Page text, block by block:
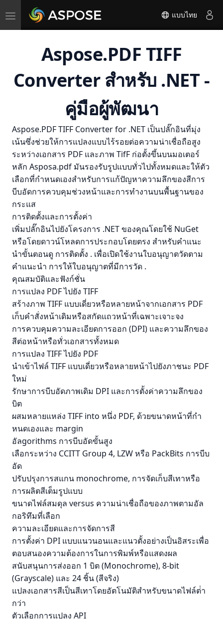
Toggle
navigation
แบบไทย
Aspose.PDF TIFF
Converter สําหรับ .NET -
คู่มือผู้พัฒนา
Aspose.PDF TIFF Converter for .NET เป็นปลั๊กอินที่มุ่ง
เน้นซึ่งช่วยให้การแปลงแบบไร้รอยต่อความน่าเชื่อถือสูง
ระหว่างเอกสาร PDF และภาพ TifF ก่อตั้งขึ้นบนมอเตอร์
หลัก Asposa.pdf มันรองรับรูปแบบทั่วไปทั้งหมดและให้ตัว
เลือกที่กําหนดเองสําหรับการแก้ปัญหาความลึกของสีการ
บีบอัดการควบคุมช่วงหน้าและการทํางานบนพื้นฐานของ
กระแส
การติดตั้งและการตั้งค่า
เพิ่มปลั๊กอินไปยังโครงการ .NET ของคุณโดยใช้ NuGet
หรือโดยดาวน์โหลดการประกอบโดยตรง สําหรับคําแนะ
นําขั้นตอนดู การติดตั้ง . เพื่อเปิดใช้งานใบอนุญาตวัดตาม
คําแนะนํา การให้ใบอนุญาตที่มีการวัด .
คุณสมบัติและฟังก์ชั่น
การแปลง PDF ไปยัง TIFF
สร้างภาพ TIFF แบบเดี่ยวหรือหลายหน้าจากเอกสาร PDF
เก็บคําสั่งหน้าเดิมหรือสกัดแถวหน้าที่เฉพาะเจาะจง
การควบคุมความละเอียดการออก (DPI) และความลึกของ
สีต่อหน้าหรือทั่วเอกสารทั้งหมด
การแปลง TIFF ไปยัง PDF
นําเข้าไฟล์ TIFF แบบเดี่ยวหรือหลายหน้าไปยังภาชนะ PDF
ใหม่
รักษาการบีบอัดภาพเดิม DPI และการตั้งค่าความลึกของ
บิต
ผสมหลายแหล่ง TIFF into หนึ่ง PDF, ด้วยขนาดหน้าที่กํา
หนดเองและ margin
อัลgorithms การบีบอัดขั้นสูง
เลือกระหว่าง CCITT Group 4, LZW หรือ PackBits การบีบ
อัด
ปรับปรุงการสแกน monochrome, การจัดเก็บสีเทาหรือ
การผลิตสีเต็มรูปแบบ
ขนาดไฟล์สมดุล versus ความน่าเชื่อถือของภาพตามอัล
กอริทึมที่เลือก
ความละเอียดและการจัดการสี
การตั้งค่า DPI แบบแนวนอนและแนวตั้งอย่างเป็นอิสระเพื่อ
ตอบสนองความต้องการในการพิมพ์หรือแสดงผล
สนับสนุนการส่งออก 1 บิต (Monochrome), 8-bit
(Grayscale) และ 24 ชิ้น (สีจริง)
แปลงเอกสารสีเป็นสีเทาโดยอัตโนมัติสําหรับขนาดไฟล์ต่ํา
กว่า
ตัวเลือกการแปลง API